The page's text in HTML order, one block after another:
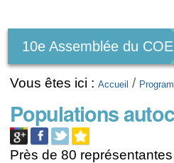
personnels
10e Assemblée du COE
Vous êtes ici : Accueil /
Populations
Près de 80